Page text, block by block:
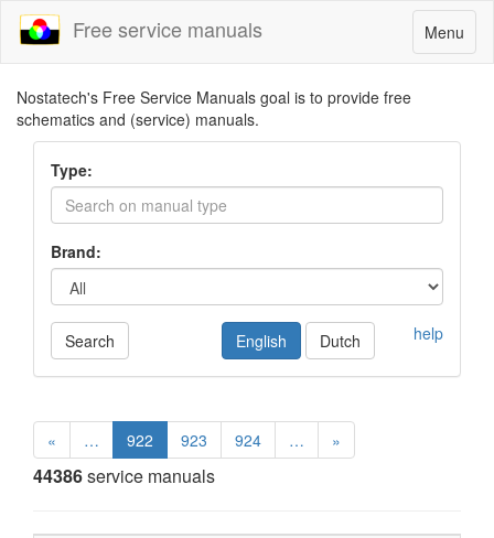
Toggle
navigation
Menu
Free service manuals
Nostatech's Free Service Manuals goal is to provide free
schematics and (service) manuals.
Type:
Brand:
Search help
English Dutch
« … 922 923 924 … »
44386service manuals